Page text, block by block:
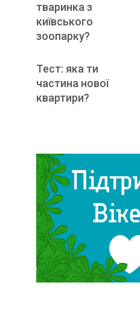
тваринка з
київського
зоопарку?
Тест: яка ти
частина нової
квартири?